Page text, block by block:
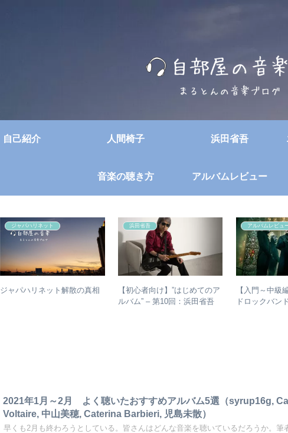
自己紹介 人間椅子 浜田省吾
音楽の聴き方 アルバムレビュー
ジャパハリネット
ジャパハリネット解散の真相
浜田省吾
【初心者向け】”はじめてのア
ルバム” – 第10回：浜田省吾
アルバムレビュ
【入門～中級
ドロックバン
2021年1月～2月 よく聴いたおすすめアルバム5選（syrup16g,
Voltaire, 中山美穂, Caterina Barbieri, 児島未散）
早くも2月も終わろうとしている。皆さんはどんな音楽を聴いているだろうか。筆